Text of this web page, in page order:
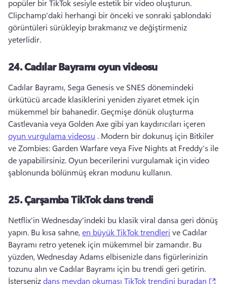
Clipchamp'daki herhangi bir önceki ve sonraki şablondaki
görüntüleri sürükleyip bırakmanız ve değiştirmeniz
yeterlidir.
24.Cadılar Bayramı oyun videosu
Cadılar Bayramı, Sega Genesis ve SNES dönemindeki
ürkütücü arcade klasiklerini yeniden ziyaret etmek için
mükemmel bir bahanedir. Geçmişe dönük oluşturma
Castlevania veya Golden Axe gibi yan kaydırıcıları içeren
oyun vurgulama videosu . Modern bir dokunuş için Bitkiler
ve Zombies: Garden Warfare veya Five Nights at Freddy’s ile
de yapabilirsiniz. Oyun becerilerini vurgulamak için video
şablonunda bölünmüş ekran modunu kullanın.
25.Çarşamba TikTok dans trendi
Netflix'in Wednesday'indeki bu klasik viral dansa geri dönüş
yapın. Bu kısa sahne, en büyük TikTok trendleri ve Cadılar
Bayramı retro yetenek için mükemmel bir zamandır. Bu
yüzden, Wednesday Adams elbisenizle dans figürlerinizin
İsterseniz dans meydan okuması TikTok trendini buradan